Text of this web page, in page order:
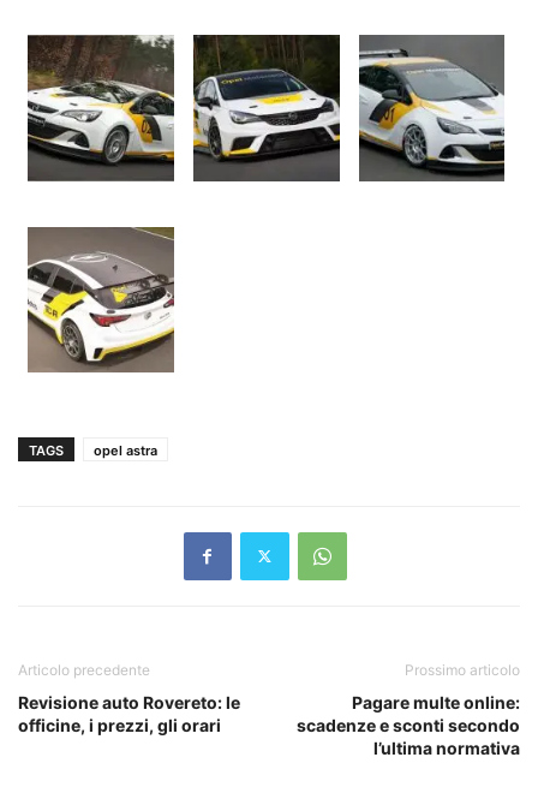
TAGS opel astra
Articolo precedente
Revisione auto Rovereto: le
officine, i prezzi, gli orari
Prossimo articolo
Pagare multe online:
scadenze e sconti secondo
l’ultima normativa